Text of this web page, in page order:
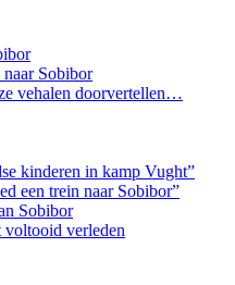
naar Sobibor
vehalen doorvertellen…
kinderen in kamp Vught”
een trein naar Sobibor”
Sobibor
verleden